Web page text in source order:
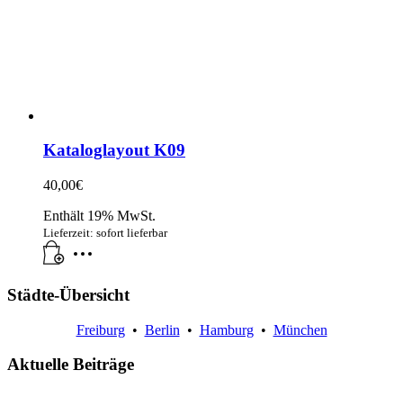
Kataloglayout K09
40,00€
Enthält 19% MwSt.
Lieferzeit: sofort lieferbar
Städte-Übersicht
Freiburg• Berlin • Hamburg• München
Aktuelle Beiträge